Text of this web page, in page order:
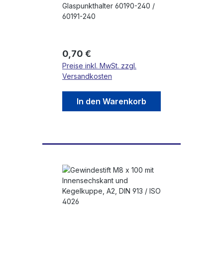
Glaspunkthalter 60190-240 /
60191-240
Regulärer Preis:
0,70 €
Preise inkl. MwSt. zzgl.
Versandkosten
In den Warenkorb